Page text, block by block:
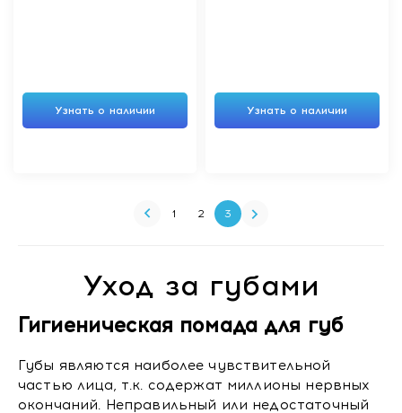
Узнать о наличии Узнать о наличии
1 2 3
Уход за губами
Гигиеническая помада для губ
Губы являются наиболее чувствительной
частью лица, т.к. содержат миллионы нервных
окончаний. Неправильный или недостаточный